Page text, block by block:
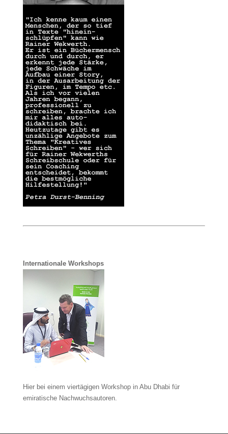
Internationale Workshops
Hier bei einem viertägigen Workshop in Abu Dhabi für
emiratische Nachwuchsautoren.